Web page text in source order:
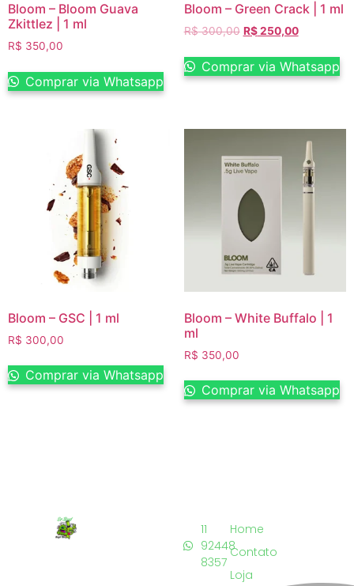
Bloom – Bloom Guava
Zkittlez | 1 ml
R$ 350,00
Comprar via Whatsapp
Bloom – Green Crack | 1 ml
R$300,00 R$250,00
Comprar via Whatsapp
Bloom – GSC | 1 ml
R$ 300,00
Comprar via Whatsapp
Bloom – White Buffalo | 1
ml
R$ 350,00
Comprar via Whatsapp
Home
Contato
Loja
11
92448
8357